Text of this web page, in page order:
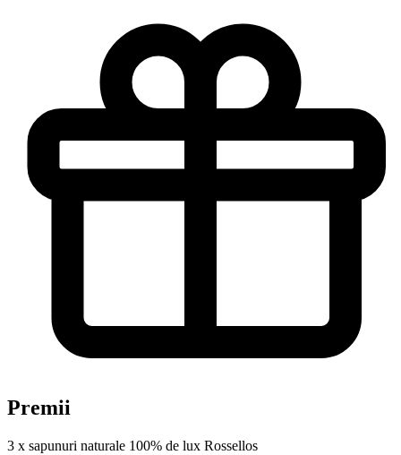
Premii
3 x sapunuri naturale 100% de lux Rossellos